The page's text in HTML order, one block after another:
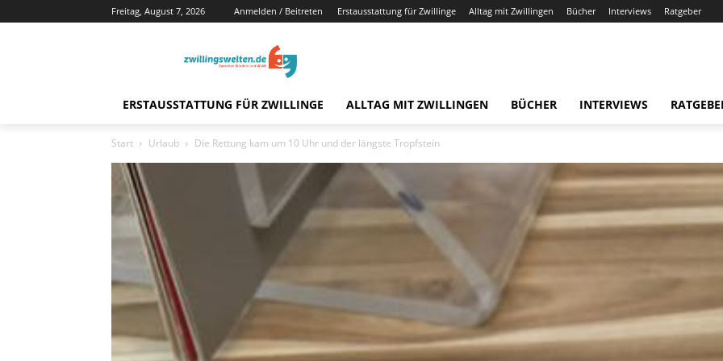
Freitag, August 7, 2026 Anmelden / Beitreten Erstausstattung für Zwillinge Alltag mit Zwillingen Bücher Interviews Ratgeber
ERSTAUSSTATTUNG FÜR ZWILLINGE ALLTAG MIT ZWILLINGEN BÜCHER INTERVIEWS
Start Urlaub Die Rettung kam um 10 Uhr und der längste Tropfstein